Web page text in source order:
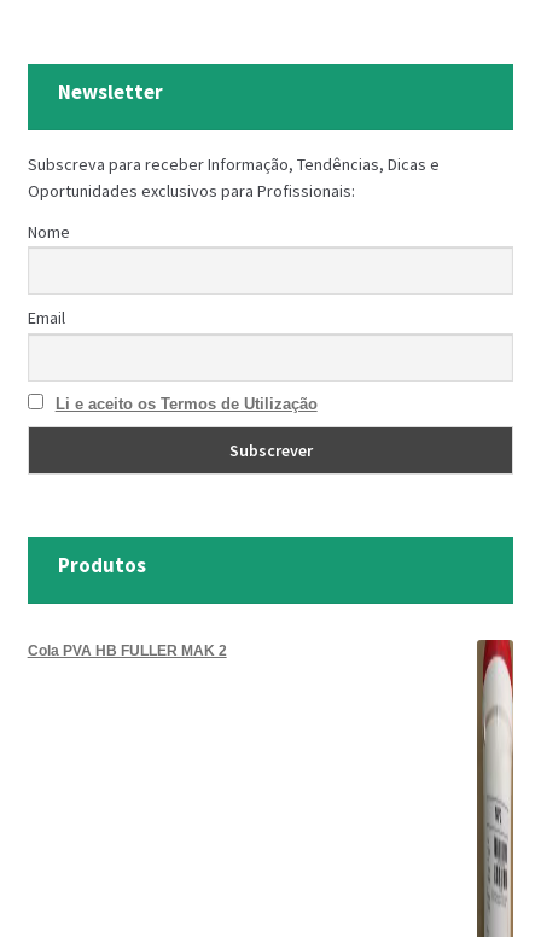
Newsletter
Subscreva para receber Informação, Tendências, Dicas e
Oportunidades exclusivos para Profissionais:
Nome
Email
Li e aceito os Termos de Utilização
Produtos
Cola PVA HB FULLER MAK 2